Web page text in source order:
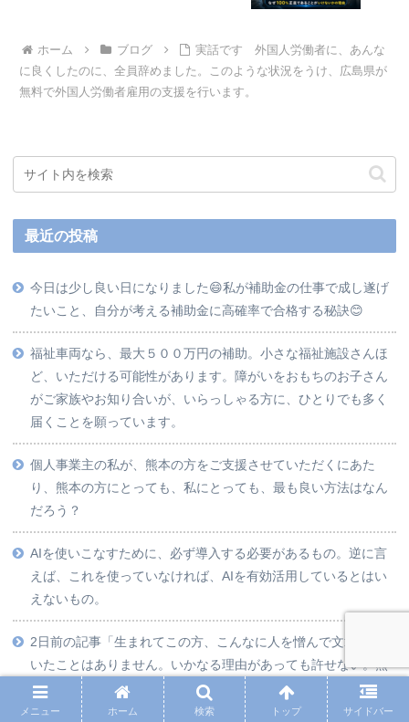
ホーム ブログ
実話です 外国人労働者に、あんな
に良くしたのに、全員辞めました。このような状況をうけ、広島県が
無料で外国人労働者雇用の支援を行います。
最近の投稿
今日は少し良い日になりました😄私が補助金の仕事で成し遂げ
たいこと、自分が考える補助金に高確率で合格する秘訣😊
福祉車両なら、最大５００万円の補助。小さな福祉施設さんほ
ど、いただける可能性があります。障がいをおもちのお子さん
がご家族やお知り合いが、いらっしゃる方に、ひとりでも多く
届くことを願っています。
個人事業主の私が、熊本の方をご支援させていただくにあた
り、熊本の方にとっても、私にとっても、最も良い方法はなん
だろう？
AIを使いこなすために、必ず導入する必要があるもの。逆に言
えば、これを使っていなければ、AIを有効活用しているとはい
えないもの。
2日前の記事「生まれてこの方、こんなに人を憎んで文章を書
いたことはありません。いかなる理由があっても許せない。熊
本の地震について思うこと。」の結果が、明らかになりまし
た。単純な勧善懲悪にとどまらない、会社の危機管理の教訓。
メニュー ホーム 検索 トップ サイドバー